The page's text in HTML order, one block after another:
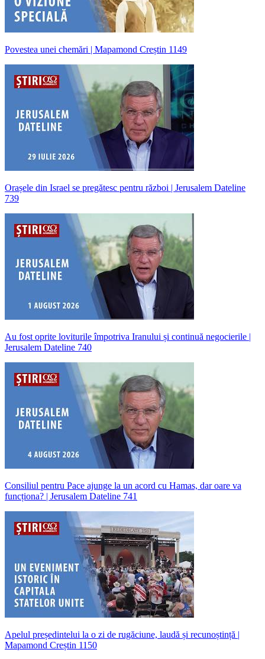
Povestea unei chemări | Mapamond Creștin 1149
Orașele din Israel se pregătesc pentru război | Jerusalem Dateline
739
Au fost oprite loviturile împotriva Iranului și continuă negocierile |
Jerusalem Dateline 740
Consiliul pentru Pace ajunge la un acord cu Hamas, dar oare va
funcționa? | Jerusalem Dateline 741
Apelul președintelui la o zi de rugăciune, laudă și recunoștință |
Mapamond Creștin 1150